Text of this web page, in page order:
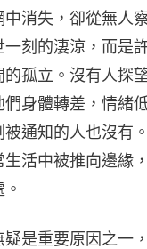
中消失，卻從無人
刻的淒涼，而是
孤立。沒有人探
們身體轉差，情緒
被通知的人也沒有
生活中被推向邊緣
疑是重要原因之一